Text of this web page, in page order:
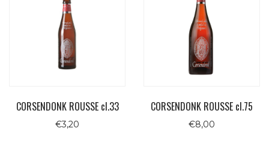
CORSENDONK ROUSSE cl.33
€3,20
CORSENDONK ROUSSE cl.75
€8,00